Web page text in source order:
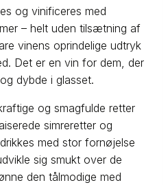
og vinificeres med
– helt uden tilsætning af
vinens oprindelige udtryk
Det er en vin for dem, der
dybde i glasset.
og smagfulde retter
simreretter og
med stor fornøjelse
sig smukt over de
den tålmodige med